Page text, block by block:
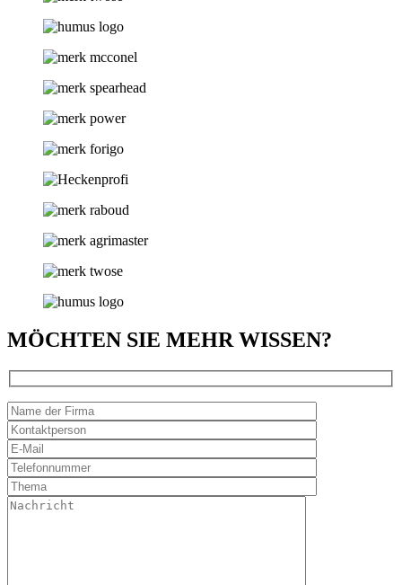
MÖCHTEN SIE MEHR WISSEN?